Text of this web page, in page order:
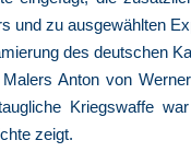
und zu ausgewählten
des deutschen
Anton von
Kriegswaffe
zeigt.